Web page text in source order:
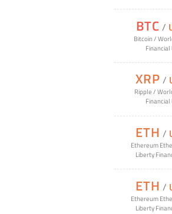
BTC /
Bitcoin/
Financial
XRP /
Ripple/
Financial
ETH /
Ethereum
Liberty
ETH /
Ethereum
Liberty